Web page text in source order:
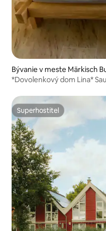
Bývanie v meste Märkisch
*Dovolenkový dom Lina*
Superhostiteľ
Superhostiteľ